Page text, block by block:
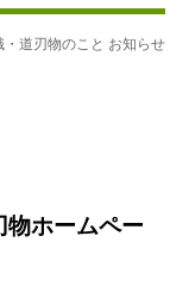
道刃物のこと お知らせ
物ホームペー